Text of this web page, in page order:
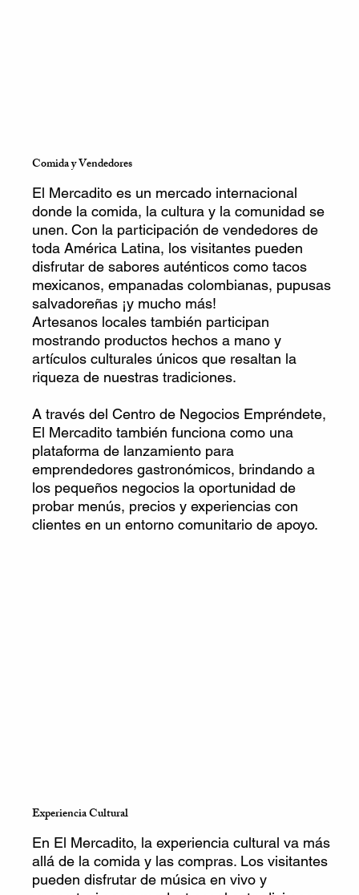
Comida y Vendedores
El Mercadito es un mercado internacional
donde la comida, la cultura y la comunidad se
unen. Con la participación de vendedores de
toda América Latina, los visitantes pueden
disfrutar de sabores auténticos como tacos
mexicanos, empanadas colombianas, pupusas
salvadoreñas ¡y mucho más!
Artesanos locales también participan
mostrando productos hechos a mano y
artículos culturales únicos que resaltan la
riqueza de nuestras tradiciones.
A través del Centro de Negocios Empréndete,
El Mercadito también funciona como una
plataforma de lanzamiento para
emprendedores gastronómicos, brindando a
los pequeños negocios la oportunidad de
probar menús, precios y experiencias con
clientes en un entorno comunitario de apoyo.
Experiencia Cultural
En El Mercadito, la experiencia cultural va más
allá de la comida y las compras. Los visitantes
pueden disfrutar de música en vivo y